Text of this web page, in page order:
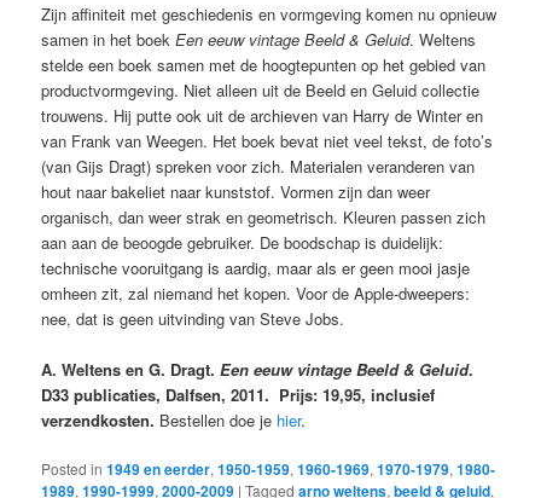
Zijn affiniteit met geschiedenis en vormgeving komen nu opnieuw
samen in het boekEen eeuw vintage Beeld & Geluid. Weltens
stelde een boek samen met de hoogtepunten op het gebied van
productvormgeving. Niet alleen uit de Beeld en Geluid collectie
trouwens. Hij putte ook uit de archieven van Harry de Winter en
van Frank van Weegen. Het boek bevat niet veel tekst, de foto’s
(van Gijs Dragt) spreken voor zich. Materialen veranderen van
hout naar bakeliet naar kunststof. Vormen zijn dan weer
organisch, dan weer strak en geometrisch. Kleuren passen zich
aan aan de beoogde gebruiker. De boodschap is duidelijk:
technische vooruitgang is aardig, maar als er geen mooi jasje
omheen zit, zal niemand het kopen. Voor de Apple-dweepers:
nee, dat is geen uitvinding van Steve Jobs.
A. Weltens en G. Dragt.Een eeuw vintage Beeld & Geluid.
D33 publicaties, Dalfsen, 2011. Prijs: 19,95, inclusief
verzendkosten. Bestellen doe je hier.
Posted in 1949 en eerder,1950-1959,1960-1969,1970-1979,1980-
1989,1990-1999,2000-2009 |Tagged arno weltens,beeld & geluid,